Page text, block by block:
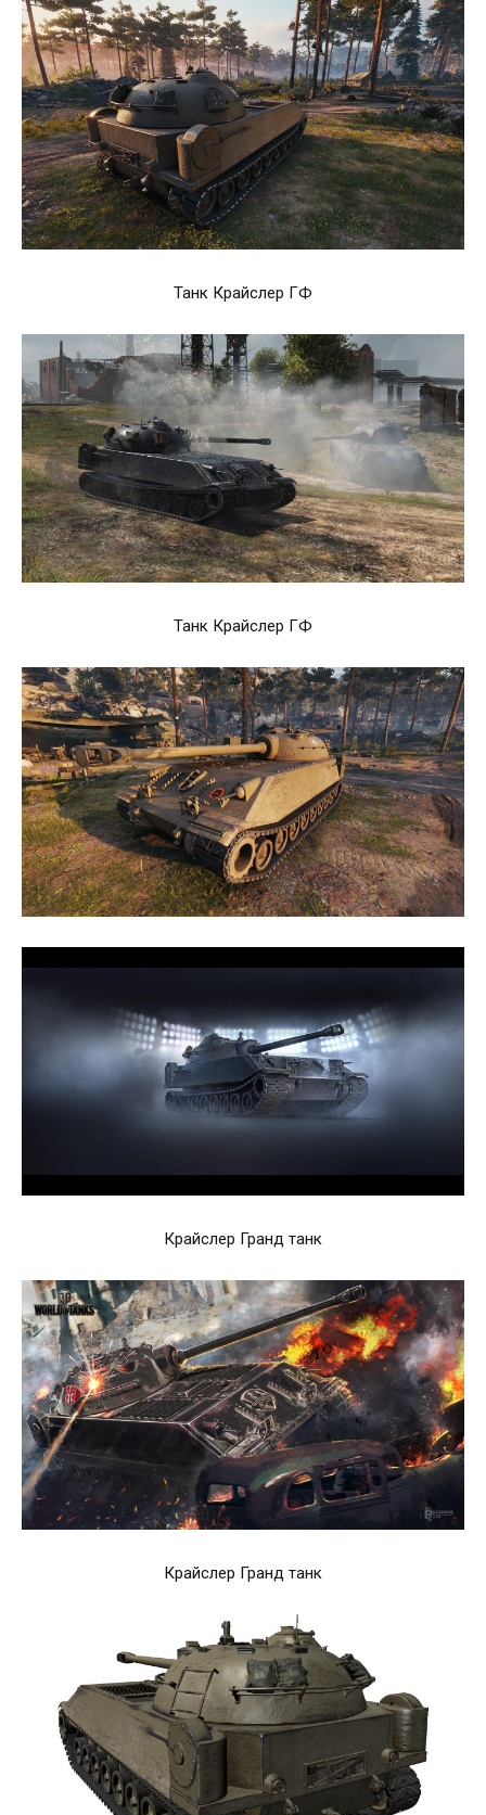
Танк Крайслер ГФ
Танк Крайслер ГФ
Крайслер Гранд танк
Крайслер Гранд танк